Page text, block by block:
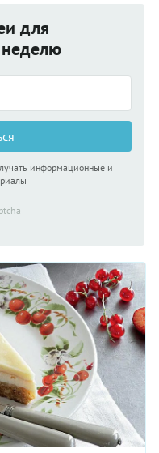
для
информационные и